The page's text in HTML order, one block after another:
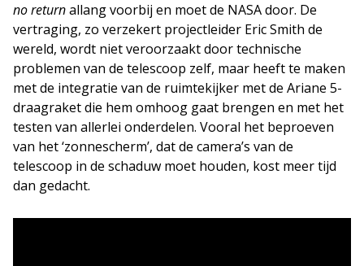
no returnallang voorbij en moet de NASA door. De
vertraging, zo verzekert projectleider Eric Smith de
wereld, wordt niet veroorzaakt door technische
problemen van de telescoop zelf, maar heeft te maken
met de integratie van de ruimtekijker met de Ariane 5-
draagraket die hem omhoog gaat brengen en met het
testen van allerlei onderdelen. Vooral het beproeven
van het ‘zonnescherm’, dat de camera’s van de
telescoop in de schaduw moet houden, kost meer tijd
dan gedacht.